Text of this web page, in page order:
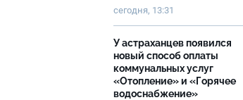
сегодня, 13:31
У астраханцев появился
новый способ оплаты
коммунальных услуг
«Отопление» и «Горячее
водоснабжение»